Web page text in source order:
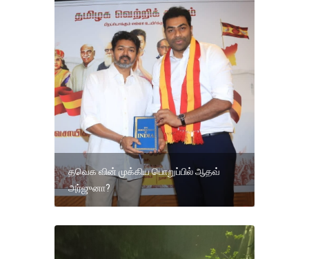
தவெக வின் முக்கிய பொறுப்பில் ஆதவ்
அர்ஜுனா?